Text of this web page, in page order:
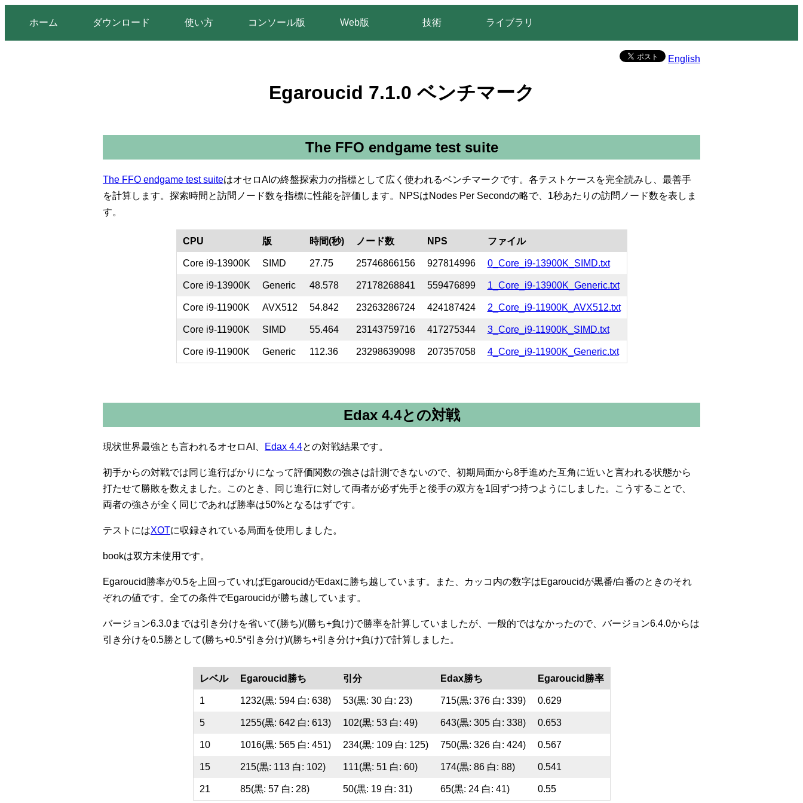
ホーム ダウンロード 使い方 コンソール版 Web版 技術 ライブラリ
English
Egaroucid 7.1.0 ベンチマーク
The FFO endgame test suite
The FFO endgame test suiteはオセロAIの終盤探索力の指標として広く使われるベンチマークです。各テストケースを完全読みし、最善手
を計算します。探索時間と訪問ノード数を指標に性能を評価します。NPSはNodes Per Secondの略で、1秒あたりの訪問ノード数を表しま
す。
CPU 版 時間(秒) ノード数 NPS ファイル
Core i9-13900K SIMD 27.75 25746866156 927814996 0_Core_i9-13900K_SIMD.txt
Core i9-13900K Generic 48.578 27178268841 559476899 1_Core_i9-13900K_Generic.txt
Core i9-11900K AVX512 54.842 23263286724 424187424 2_Core_i9-11900K_AVX512.txt
Core i9-11900K SIMD 55.464 23143759716 417275344 3_Core_i9-11900K_SIMD.txt
Core i9-11900K Generic 112.36 23298639098 207357058 4_Core_i9-11900K_Generic.txt
Edax 4.4との対戦
現状世界最強とも言われるオセロAI、 Edax 4.4との対戦結果です。
初手からの対戦では同じ進行ばかりになって評価関数の強さは計測できないので、初期局面から8手進めた互角に近いと言われる状態から
打たせて勝敗を数えました。このとき、同じ進行に対して両者が必ず先手と後手の双方を1回ずつ持つようにしました。こうすることで、
両者の強さが全く同じであれば勝率は50%となるはずです。
テストにはXOTに収録されている局面を使用しました。
bookは双方未使用です。
Egaroucid勝率が0.5を上回っていればEgaroucidがEdaxに勝ち越しています。また、カッコ内の数字はEgaroucidが黒番/白番のときのそれ
ぞれの値です。全ての条件でEgaroucidが勝ち越しています。
バージョン6.3.0までは引き分けを省いて(勝ち)/(勝ち+負け)で勝率を計算していましたが、一般的ではなかったので、バージョン6.4.0からは
引き分けを0.5勝として(勝ち+0.5*引き分け)/(勝ち+引き分け+負け)で計算しました。
レベル Egaroucid勝ち 引分 Edax勝ち Egaroucid勝率
1 1232(黒: 594 白: 638) 53(黒: 30 白: 23) 715(黒: 376 白: 339) 0.629
5 1255(黒: 642 白: 613) 102(黒: 53 白: 49) 643(黒: 305 白: 338) 0.653
10 1016(黒: 565 白: 451) 234(黒: 109 白: 125) 750(黒: 326 白: 424) 0.567
15 215(黒: 113 白: 102) 111(黒: 51 白: 60) 174(黒: 86 白: 88) 0.541
21 85(黒: 57 白: 28) 50(黒: 19 白: 31) 65(黒: 24 白: 41) 0.55